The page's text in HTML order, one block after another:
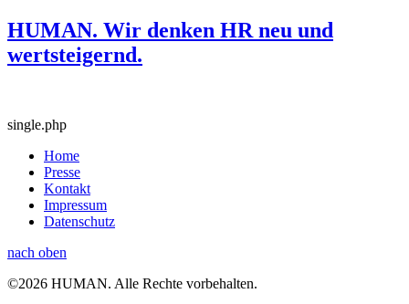
HUMAN. Wir denken HR neu und
wertsteigernd.
single.php
Home
Presse
Kontakt
Impressum
Datenschutz
nach oben
©2026 HUMAN. Alle Rechte vorbehalten.